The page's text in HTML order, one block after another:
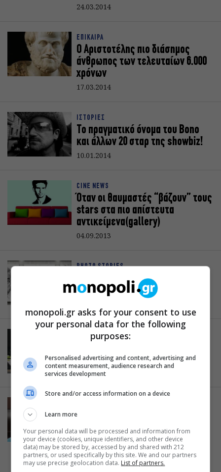
24.03.2014
ΕΠΙΚΑΙΡΑ
Ο Αριστοτέλης πιο διάσημος
άνθρωπος των τελευταίων 6.000
χρόνων
17.03.2014
ΙΣΤΟΡΙΕΣ
Το πραγματικό όνομα του Bono
και άλλων 20 σταρ της showbiz!
10.01.2014
CINE NEWS
Όταν οι θαυμαστές “βάζουν” τους
stars στα πιο απίστευτα
αντικείμενα(gallery)
04.09.2013
PHOTO STORIES
Πορτραίτα διασήμων από…
“μουντζούρες”! (gallery)
ΙΣΤΟΡΙΕΣ
αλλάξει το λάστιχο…
21.02.2013
Κι οι διάσημοι πεινάνε σ’ αυτή τη
χώρα!
28.02.2012
monopoli.gr asks for your consent to use
your personal data for the following
purposes:
Personalised advertising and content, advertising and
content measurement, audience research and
services development
Store and/or access information on a device
Learn more
Your personal data will be processed and information from
your device (cookies, unique identifiers, and other device
data) may be stored by, accessed by and shared with 212
partners, or used specifically by this site. We and our partners
may use precise geolocation data. List of partners.